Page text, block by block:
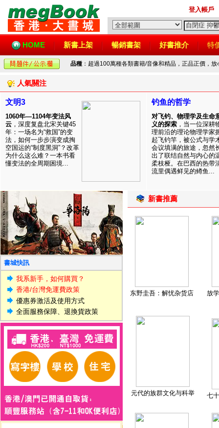
登入帳戶
HOME 新書上架 暢銷書架 好書推介 特
品種 ：超過100萬種各類書籍/音像和精品，正品正價，
人氣關注
文明3
1060年—1104年变法风
云 ，深度复盘北宋关键45
年：一场名为“救国”的变
法，如何一步步演变成掏
空国运的“制度黑洞”？改革
为什么这么难？一本书看
懂变法的全周期困境...
钓鱼的哲学
对飞钓、物理学及生命
义的探索 ，当一位深耕
理前沿的理论物理学家
起飞钓竿，被公式与学
会议填满的旅途，忽然
出了联结自然与内心的
柔枝桠。在巴西的热带
流里偶遇鲜见的鳟鱼...
書城快訊
我系新手，如何購買？
香港/台灣免運費政策
優惠券激活及使用方式
全面服務保障、退換貨政策
新書推薦
东野圭吾：解忧杂货店 放
元代的族群文化与科举 七